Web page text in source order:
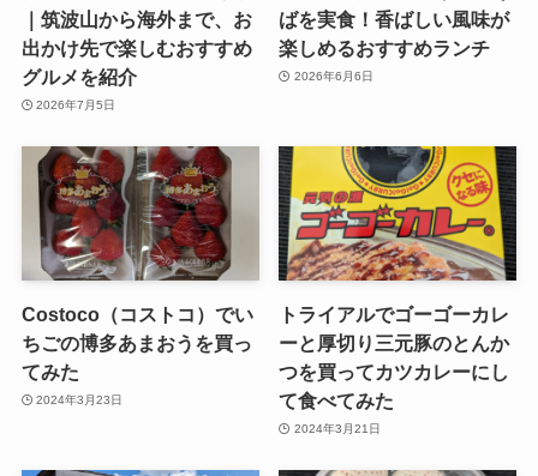
｜筑波山から海外まで、お
出かけ先で楽しむおすすめ
グルメを紹介
2026年7月5日
ばを実食！香ばしい風味が
楽しめるおすすめランチ
2026年6月6日
Costoco（コストコ）でい
ちごの博多あまおうを買っ
てみた
2024年3月23日
トライアルでゴーゴーカレ
ーと厚切り三元豚のとんか
つを買ってカツカレーにし
て食べてみた
2024年3月21日